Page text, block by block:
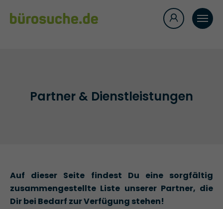
Partner & Dienstleistungen
Auf dieser Seite findest Du eine sorgfältig
zusammengestellte Liste unserer Partner, die
Dir bei Bedarf zur Verfügung stehen!